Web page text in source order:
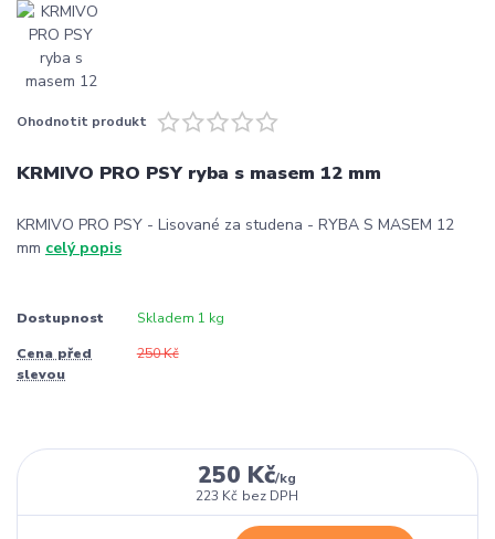
Ohodnotit produkt
KRMIVO PRO PSY ryba s masem 12 mm
KRMIVO PRO PSY - Lisované za studena - RYBA S MASEM 12
mm celý popis
Dostupnost Skladem 1 kg
Cena před
slevou
250 Kč
250 Kč/kg
223 Kč bez DPH